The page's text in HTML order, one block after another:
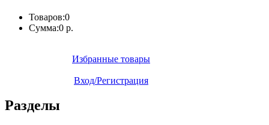
Товаров:0
Сумма:0 р.
Избранные товары
Вход/Регистрация
Разделы